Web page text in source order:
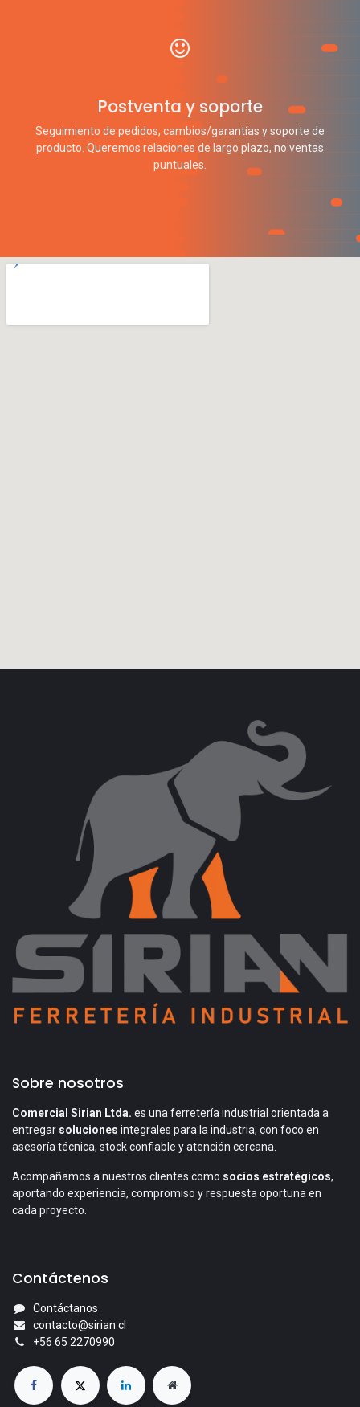
Postventa y soporte
Seguimiento de pedidos, cambios/garantías y soporte de
producto. Queremos relaciones de largo plazo, no ventas
puntuales.
Sobre nosotros
Comercial Sirian Ltda. es una ferretería industrial orientada a
entregar soluciones integrales para la industria, con foco en
asesoría técnica, stock confiable y atención cercana.
Acompañamos a nuestros clientes como socios estratégicos,
aportando experiencia, compromiso y respuesta oportuna en
cada proyecto.
Contáctenos
Contáctanos
contacto@sirian.cl
+56 65 2270990